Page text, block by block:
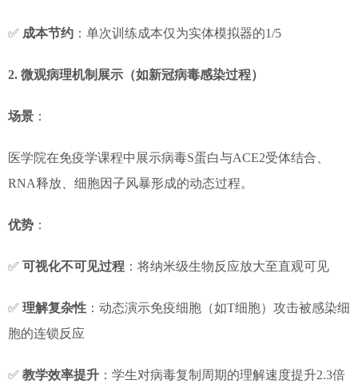
✅ 成本节约 ：单次训练成本仅为实体模拟器的1/5
2. 微观病理机制展示（如新冠病毒感染过程）
场景 ：
医学院在免疫学课程中展示病毒S蛋白与ACE2受体结合、
RNA释放、细胞因子风暴形成的动态过程。
优势 ：
✅ 可视化不可见过程 ：将纳米级生物反应放大至直观可见
✅ 理解复杂性 ：动态演示免疫细胞（如T细胞）攻击被感染细
胞的连锁反应
✅ 教学效率提升 ：学生对病毒复制周期的理解速度提升2.3倍